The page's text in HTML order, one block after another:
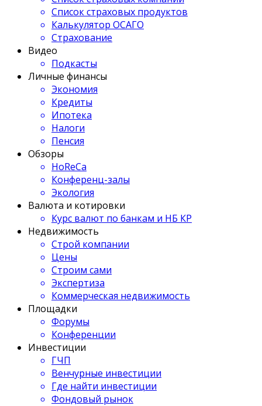
Список страховых продуктов
Калькулятор ОСАГО
Страхование
Видео
Подкасты
Личные финансы
Экономия
Кредиты
Ипотека
Налоги
Пенсия
Обзоры
HoReCa
Конференц-залы
Экология
Валюта и котировки
Курс валют по банкам и НБ КР
Недвижимость
Строй компании
Цены
Строим сами
Экспертиза
Коммерческая недвижимость
Площадки
Форумы
Конференции
Инвестиции
ГЧП
Венчурные инвестиции
Где найти инвестиции
Фондовый рынок